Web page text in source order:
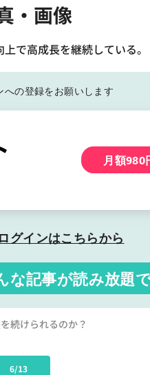
・画像
で高成長を継続している。
への登録をお願いします
月額980
ログインはこちらから
な記事が読み放題
続けられるのか？
6/13